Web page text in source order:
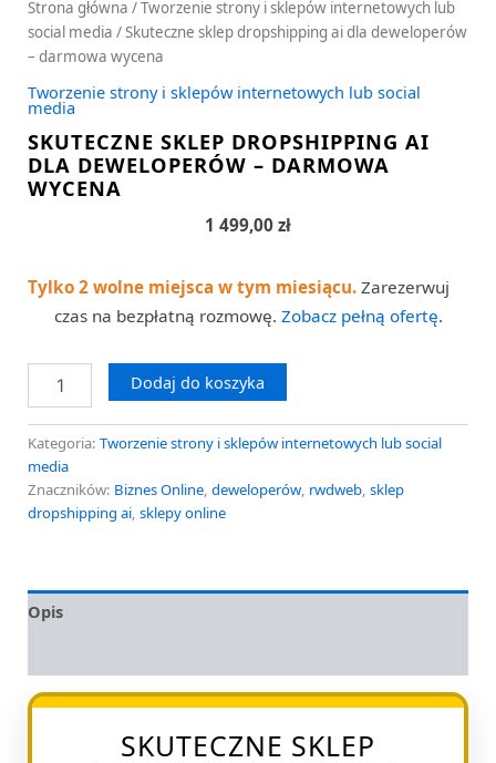
Strona główna /Tworzenie strony i sklepów internetowych lub
social media / Skuteczne sklep dropshipping ai dla deweloperów
– darmowa wycena
Tworzenie strony i sklepów internetowych lub social
media
SKUTECZNE SKLEP DROPSHIPPING AI
DLA DEWELOPERÓW – DARMOWA
WYCENA
1 499,00 zł
Tylko 2 wolne miejsca w tym miesiącu. Zarezerwuj
czas na bezpłatną rozmowę. Zobacz pełną ofertę.
Dodaj do koszyka
Kategoria: Tworzenie strony i sklepów internetowych lub social
media
Znaczników: Biznes Online, deweloperów, rwdweb, sklep
dropshipping ai, sklepy online
Opis
SKUTECZNE SKLEP